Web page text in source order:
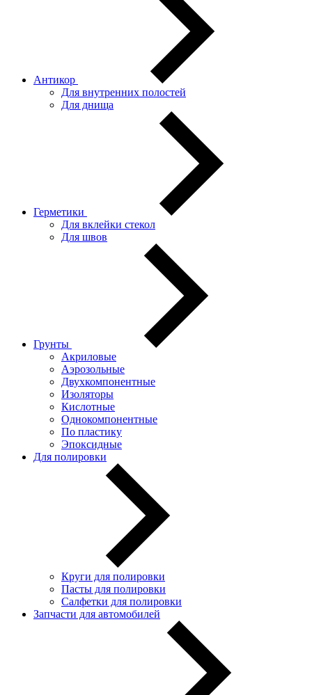
Антикор
Для внутренних полостей
Для днища
Герметики
Для вклейки стекол
Для швов
Грунты
Акриловые
Аэрозольные
Двухкомпонентные
Изоляторы
Кислотные
Однокомпонентные
По пластику
Эпоксидные
Для полировки
Круги для полировки
Пасты для полировки
Салфетки для полировки
Запчасти для автомобилей